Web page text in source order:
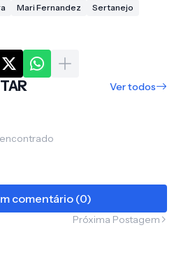
Mari Fernandez
Sertanejo
Ver todos
comentário (0)
Próxima Postagem